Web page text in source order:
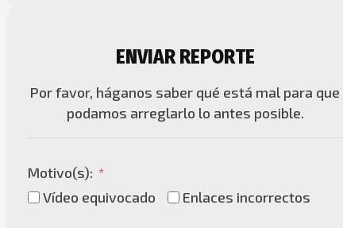
ENVIAR REPORTE
Por favor, háganos saber qué está mal para que
podamos arreglarlo lo antes posible.
Motivo(s):
Vídeo equivocado
Enlaces incorrectos